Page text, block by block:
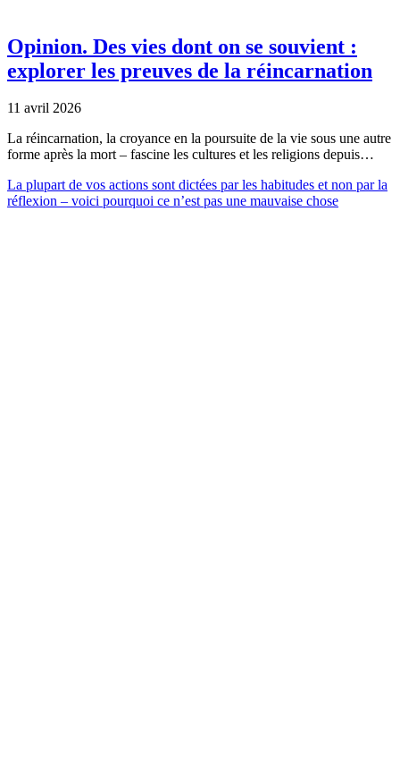
Opinion. Des vies dont on se souvient :
explorer les preuves de la réincarnation
11 avril 2026
La réincarnation, la croyance en la poursuite de la vie sous une autre
forme après la mort – fascine les cultures et les religions depuis…
La plupart de vos actions sont dictées par les habitudes et non par la
réflexion – voici pourquoi ce n’est pas une mauvaise chose